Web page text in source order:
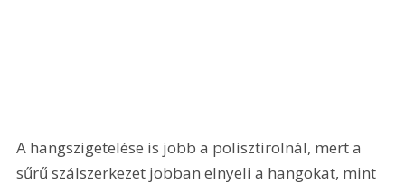
A hangszigetelése is jobb a polisztirolnál, mert a
sűrű szálszerkezet jobban elnyeli a hangokat, mint